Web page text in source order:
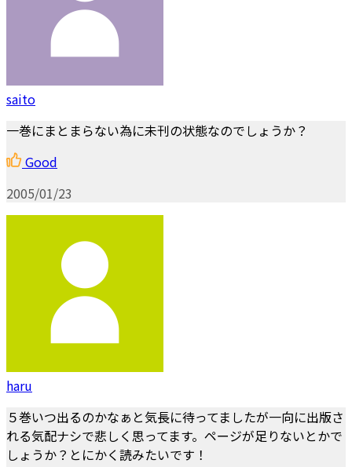
saito
一巻にまとまらない為に未刊の状態なのでしょうか？
Good
2005/01/23
haru
５巻いつ出るのかなぁと気長に待ってましたが一向に出版さ
れる気配ナシで悲しく思ってます。ページが足りないとかで
しょうか？とにかく読みたいです！